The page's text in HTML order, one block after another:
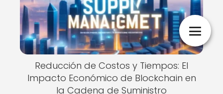
Reducción de Costos y Tiempos: El
Impacto Económico de Blockchain en
la Cadena de Suministro